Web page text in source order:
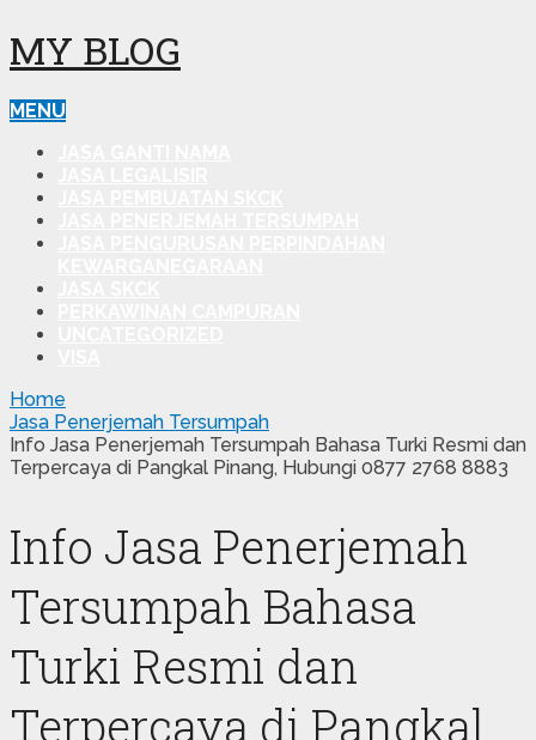
MY BLOG
MENU
Home
Jasa Penerjemah Tersumpah
Info Jasa Penerjemah Tersumpah Bahasa Turki Resmi dan
Terpercaya di Pangkal Pinang, Hubungi 0877 2768 8883
Info Jasa Penerjemah
Tersumpah Bahasa
Turki Resmi dan
Terpercaya di Pangkal